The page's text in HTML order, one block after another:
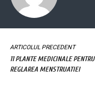
ARTICOLUL PRECEDENT
11 PLANTE MEDICINALE PENTRU
REGLAREA MENSTRUATIEI